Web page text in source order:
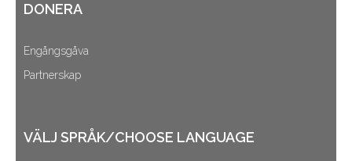
DONERA
Engångsgåva
Partnerskap
VÄLJ SPRÅK/CHOOSE LANGUAGE